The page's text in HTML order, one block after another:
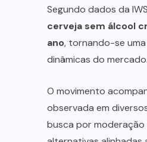
Segundo dados da
cerveja sem álcool
ano, tornando-se
dinâmicas do mercado.
O movimento
observada em
busca por